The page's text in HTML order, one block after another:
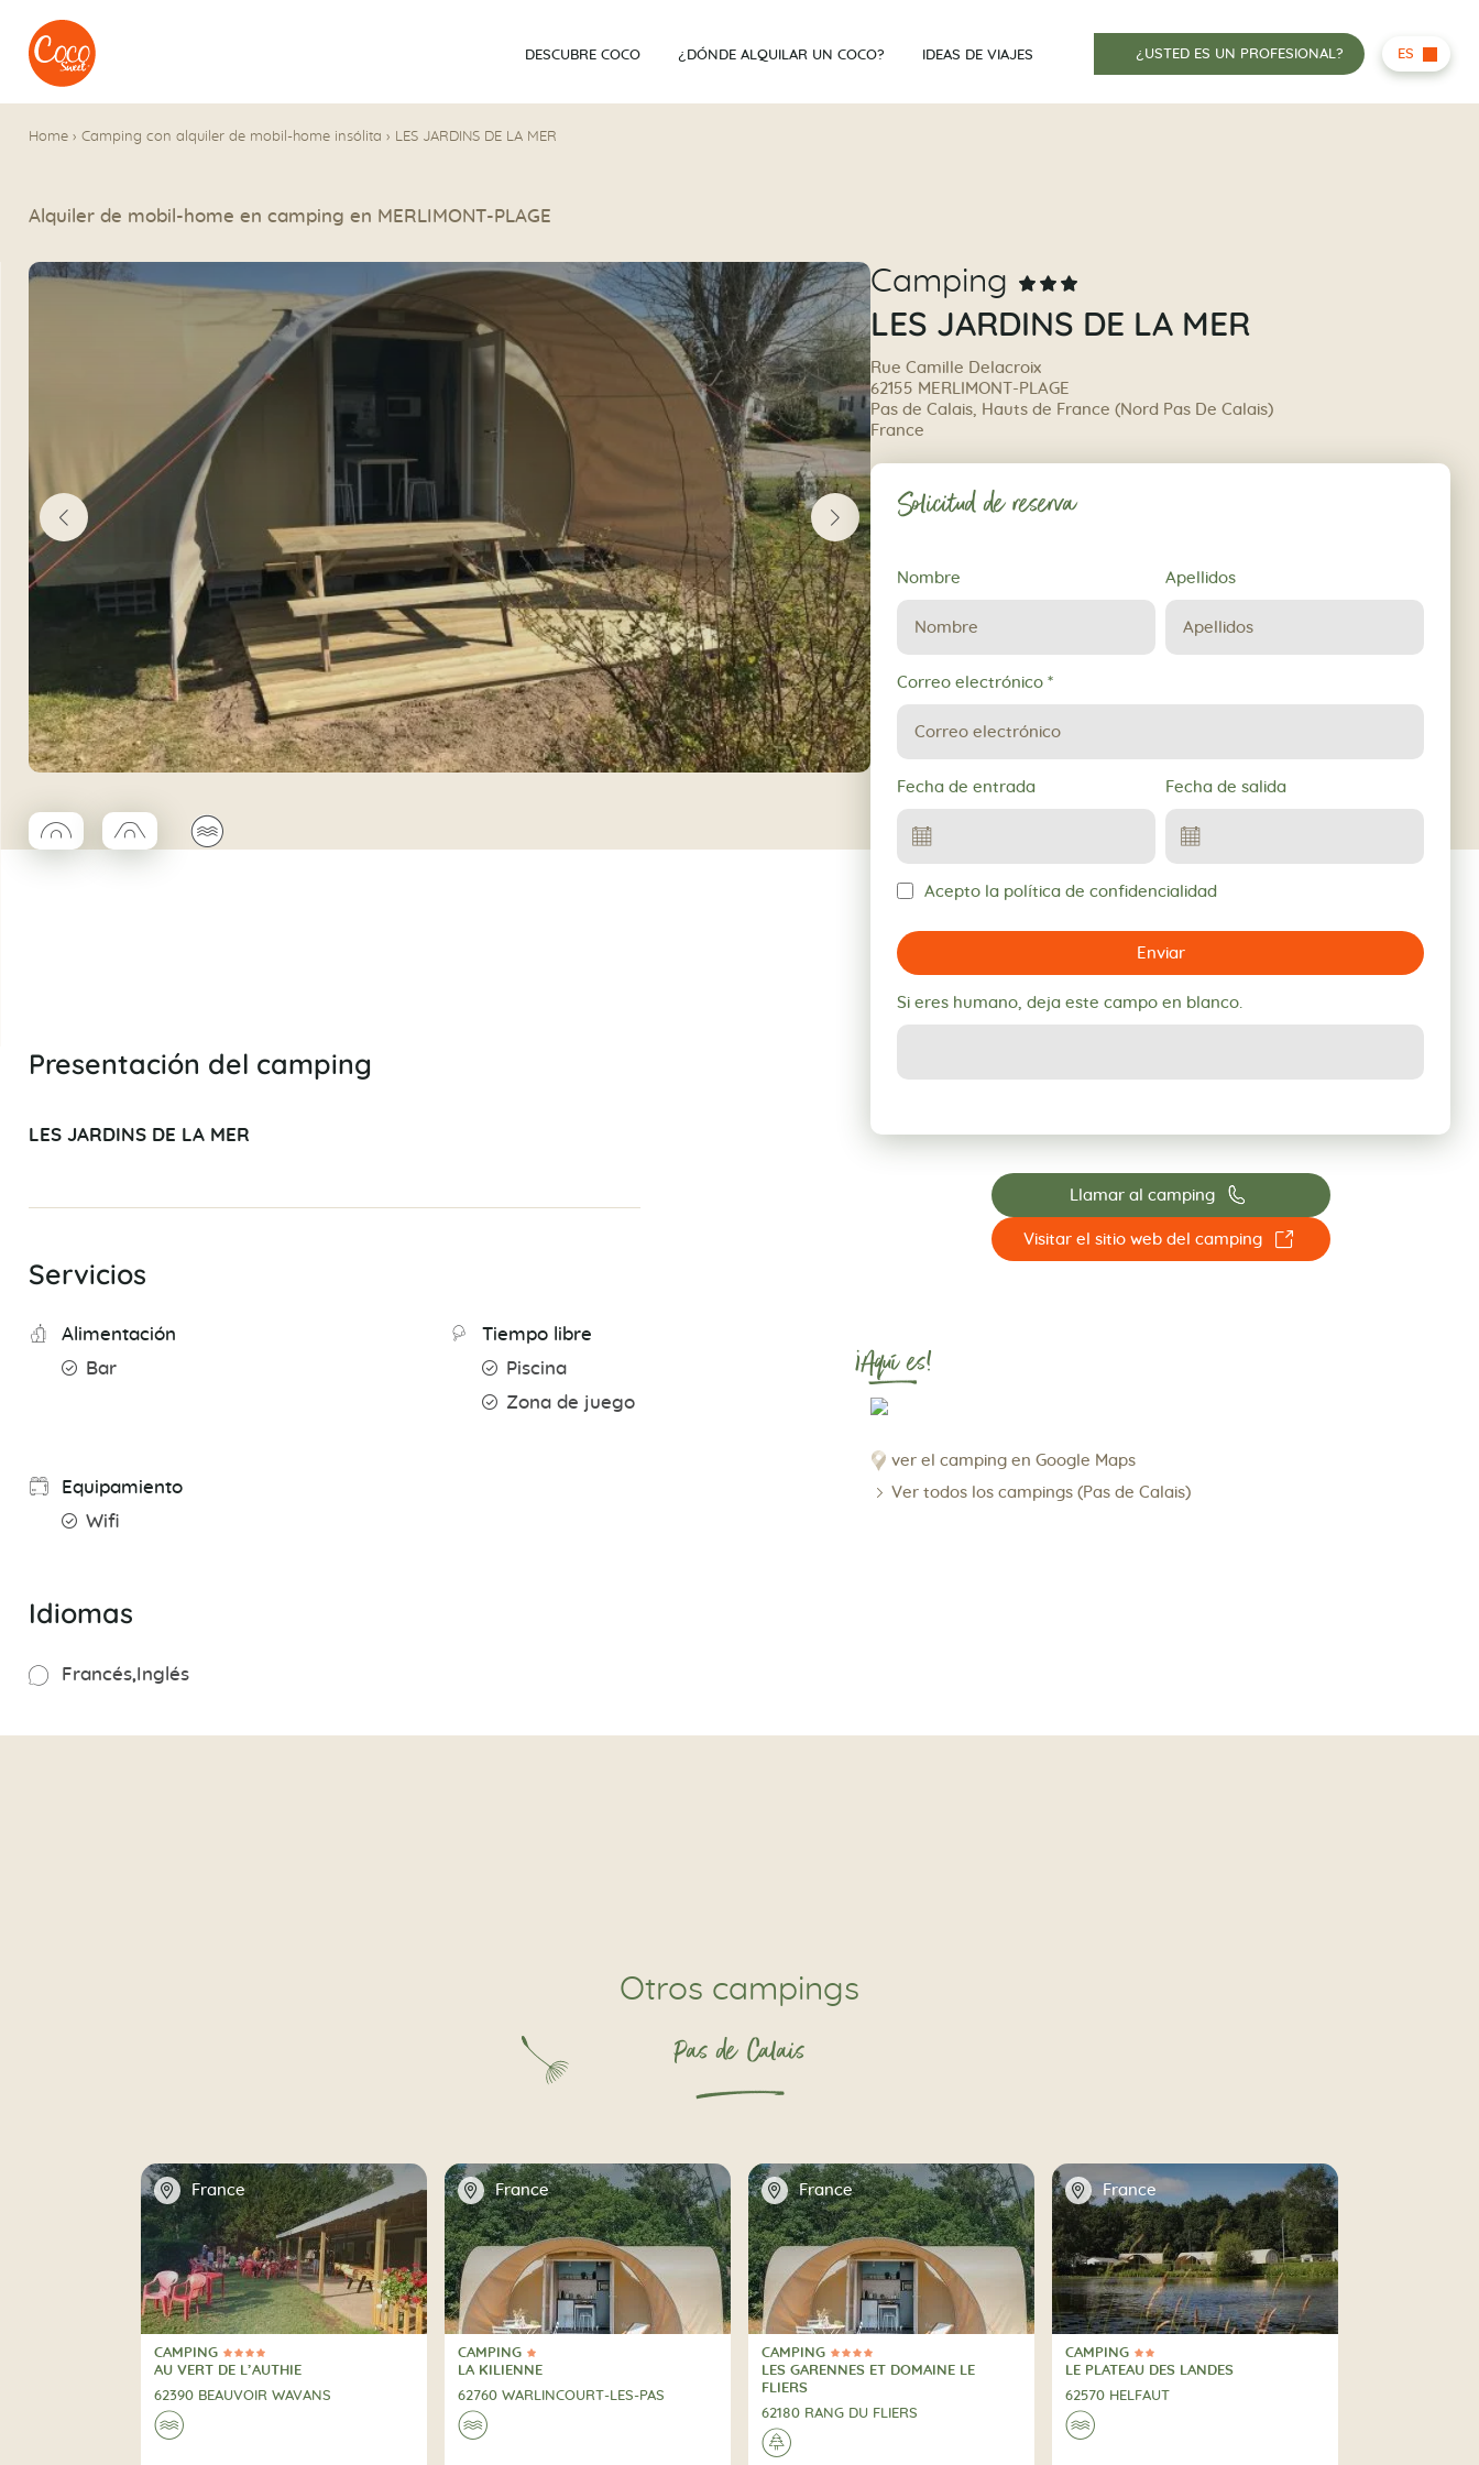
Ir al menú
Ir a los contenidos
DESCUBRE COCO ¿DÓNDE ALQUILAR UN COCO? IDEAS DE VIAJES ¿USTED ES UN PROFESIONAL? ES
Home › Camping con alquiler de mobil-home insólita › LES JARDINS DE LA MER
Alquiler de mobil-home en camping en MERLIMONT-PLAGE
◯Coco rond
□Coco trapèze
🌊
Presentación del camping
LES JARDINS DE LA MER
Servicios
Alimentación
Bar
Tiempo libre
Piscina
Zona de juego
Equipamiento
Wifi
Idiomas
Francés Inglés
Camping
LES JARDINS DE LA MER
Rue Camille Delacroix
62155 MERLIMONT-PLAGE
Pas de Calais, Hauts de France (Nord Pas De Calais)
France
Solicitud de reserva
Solicitud
de
reserva
Nombre Apellidos
Correo electrónico *
Fecha de entrada Fecha de salida
Acepto la política de confidencialidad
Enviar
Si eres humano, deja este campo en blanco.
Llamar al camping 📞
Visitar el sitio web del camping ☐
¡Aquí es!
ver el camping en Google Maps
Ver todos los campings (Pas de Calais)
Otros campings
Pas de Calais
📍 France
4 Estrellas
CAMPING
CAMPING
AU VERT DE L’AUTHIE
62390 BEAUVOIR WAVANS
🌊
📍 France
1 Estrella
CAMPING
CAMPING
LA KILIENNE
62760 WARLINCOURT-LES-PAS
🌊
📍 France
4 Estrellas
CAMPING
CAMPING
LES GARENNES ET DOMAINE LE
FLIERS
62180 RANG DU FLIERS
🌲
📍 France
2 Estrellas
CAMPING
CAMPING
LE PLATEAU DES LANDES
62570 HELFAUT
🌊